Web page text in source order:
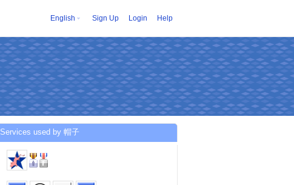
English Sign Up Login Help
Services used by 帽子